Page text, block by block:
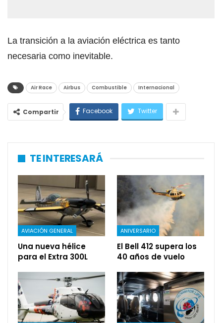
La transición a la aviación eléctrica es tanto
necesaria como inevitable.
Air Race Airbus Combustible Internacional
Compartir Facebook Twitter
TE INTERESARÁ
AVIACIÓN GENERAL
Una nueva hélice
para el Extra 300L
ANIVERSARIO
El Bell 412 supera los
40 años de vuelo